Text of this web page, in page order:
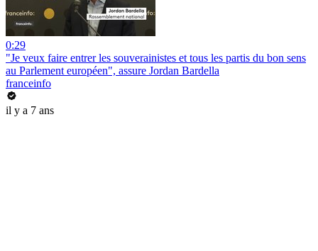
0:29
"Je veux faire entrer les souverainistes et tous les partis du bon sens
au Parlement européen", assure Jordan Bardella
franceinfo
il y a 7 ans